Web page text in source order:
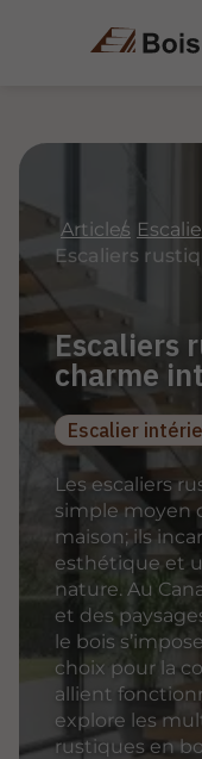
Articles
Escaliers
charme
Escalier
Les escaliers
simple moyen
maison; ils
esthétique et
nature. Au
et des
le bois
choix pour la
allient
explore les
rustiques en